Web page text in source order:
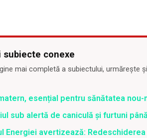
subiecte conexe
mai completă a subiectului, urmărește
esențial pentru sănătatea
sub alertă de caniculă și furtuni
Energiei avertizează: